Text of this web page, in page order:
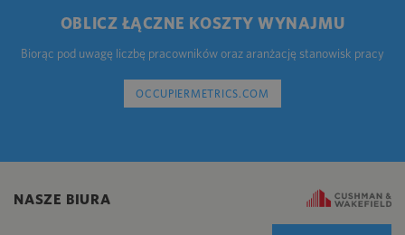
OBLICZ ŁĄCZNE KOSZTY WYNAJMU
Biorąc pod uwagę liczbę pracowników oraz aranżację stanowisk pracy
OCCUPIERMETRICS.COM
NASZE BIURA